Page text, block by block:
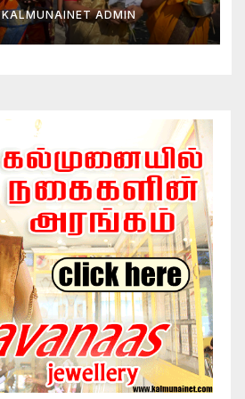
KALMUNAINET ADMIN